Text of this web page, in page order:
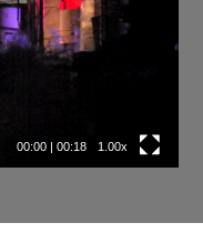
00:00| 00:18 1.00x